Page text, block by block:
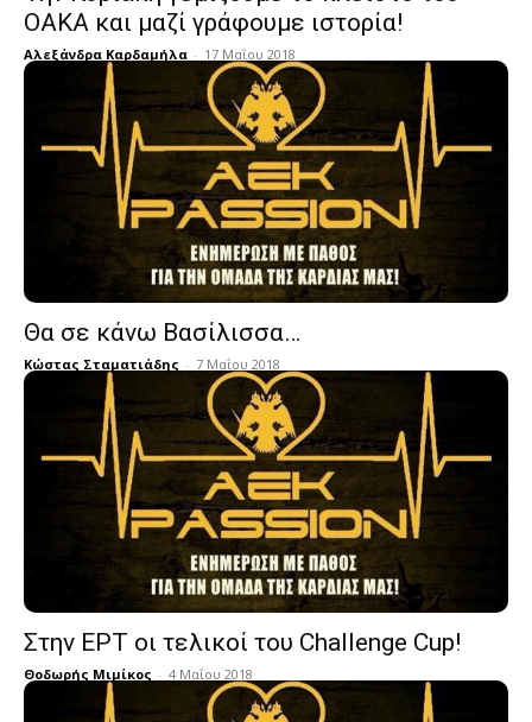
ΟΑΚΑ και μαζί γράφουμε ιστορία!
Αλεξάνδρα Καρδαμήλα - 17 Μαΐου 2018
Θα σε κάνω Βασίλισσα…
Κώστας Σταματιάδης - 7 Μαΐου 2018
Στην ΕΡΤ οι τελικοί του Challenge Cup!
Θοδωρής Μιμίκος - 4 Μαΐου 2018